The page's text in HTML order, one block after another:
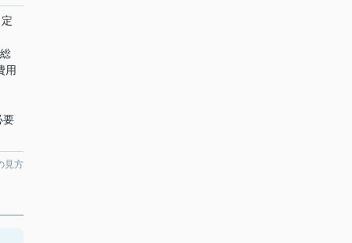
用
要
見方